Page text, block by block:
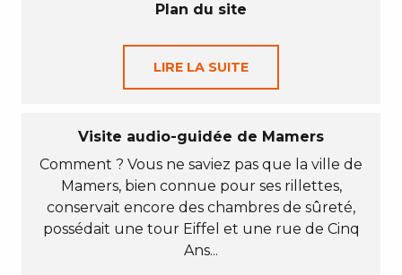
Plan du site
LIRE LA SUITE
Visite audio-guidée de Mamers
Comment ? Vous ne saviez pas que la ville de
Mamers, bien connue pour ses rillettes,
conservait encore des chambres de sûreté,
possédait une tour Eiffel et une rue de Cinq
Ans...